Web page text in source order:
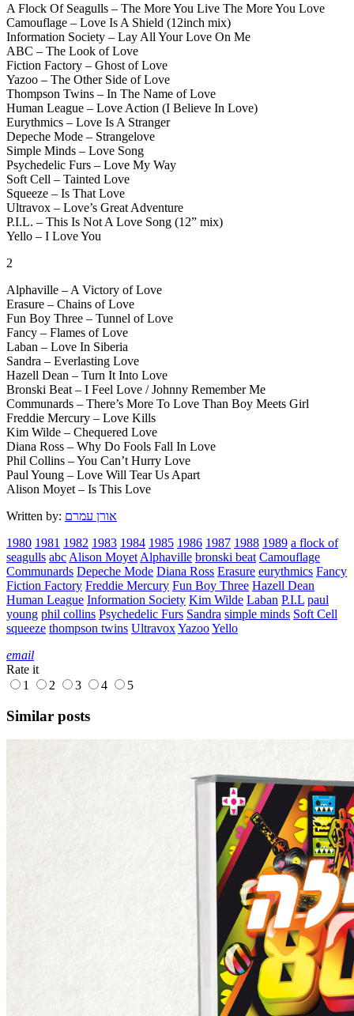
A Flock Of Seagulls – The More You Live The More You Love
Camouflage – Love Is A Shield (12inch mix)
Information Society – Lay All Your Love On Me
ABC – The Look of Love
Fiction Factory – Ghost of Love
Yazoo – The Other Side of Love
Thompson Twins – In The Name of Love
Human League – Love Action (I Believe In Love)
Eurythmics – Love Is A Stranger
Depeche Mode – Strangelove
Simple Minds – Love Song
Psychedelic Furs – Love My Way
Soft Cell – Tainted Love
Squeeze – Is That Love
Ultravox – Love’s Great Adventure
P.I.L. – This Is Not A Love Song (12” mix)
Yello – I Love You
2
Alphaville – A Victory of Love
Erasure – Chains of Love
Fun Boy Three – Tunnel of Love
Fancy – Flames of Love
Laban – Love In Siberia
Sandra – Everlasting Love
Hazell Dean – Turn It Into Love
Bronski Beat – I Feel Love / Johnny Remember Me
Communards – There’s More To Love Than Boy Meets Girl
Freddie Mercury – Love Kills
Kim Wilde – Chequered Love
Diana Ross – Why Do Fools Fall In Love
Phil Collins – You Can’t Hurry Love
Paul Young – Love Will Tear Us Apart
Alison Moyet – Is This Love
Written by: אורן עמרם
1980 1981 1982 1983 1984 1985 1986 1987 1988 1989 a flock of
seagulls abc Alison Moyet Alphaville bronski beat Camouflage
Communards Depeche Mode Diana Ross Erasure eurythmics Fancy
Fiction Factory Freddie Mercury Fun Boy Three Hazell Dean
Human League Information Society Kim Wilde Laban P.I.L paul
young phil collins Psychedelic Furs Sandra simple minds Soft Cell
squeeze thompson twins UltravoxYazooYello
email
Rate it
1
2 3 4 5
Similar posts